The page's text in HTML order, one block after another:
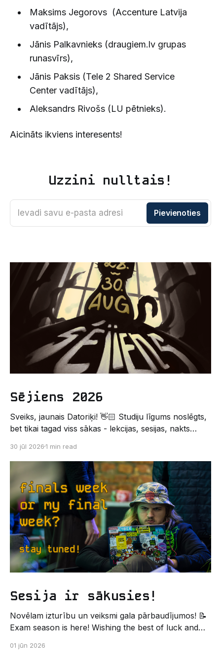
Maksims Jegorovs (Accenture Latvija
vadītājs),
Jānis Palkavnieks (draugiem.lv grupas
runasvīrs),
Jānis Paksis (Tele 2 Shared Service
Center vadītājs),
Aleksandrs Rivošs (LU pētnieks).
Aicināts ikviens interesents!
Uzzini nulltais!
Ievadi savu e-pasta adresi Pievienoties
Sējiens 2026
Sveiks, jaunais Datoriķi! 👋🏻 Studiju līgums noslēgts,
bet tikai tagad viss sākas - lekcijas, sesijas, nakts
Un kas gan būtu labāks veids, kā iepazīt savu jauno
dzīvi LU EZTF datoriķu vidē, par došanos uz
leģendāro “Sējienu”? 🐱 Šī pirmsaristoteļa nometne
palīdzēs tev iegūt pirmos draugus, ieskatu studenta
30 jūl 20261 min read
Sesija ir sākusies!
Novēlam izturību un veiksmi gala pārbaudījumos! 📝
Exam season is here! Wishing the best of luck and
pašpārvaldes komunikācijas virziens
01 jūn 2026